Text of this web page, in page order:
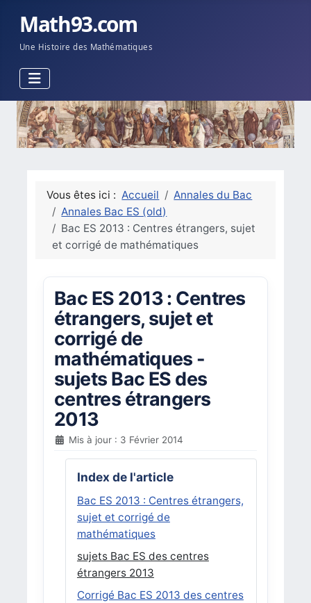
Math93.com
Une Histoire des Mathématiques
Vous êtes ici : Accueil
Annales du Bac
Annales Bac ES (old)
Bac ES 2013 : Centres étrangers, sujet
et corrigé de mathématiques
Bac ES 2013 : Centres
étrangers, sujet et
corrigé de
mathématiques -
sujets Bac ES des
centres étrangers
2013
Mis à jour : 3 Février 2014
Index de l'article
Bac ES 2013 : Centres étrangers,
sujet et corrigé de
mathématiques
sujets Bac ES des centres
étrangers 2013
Corrigé Bac ES 2013 des centres